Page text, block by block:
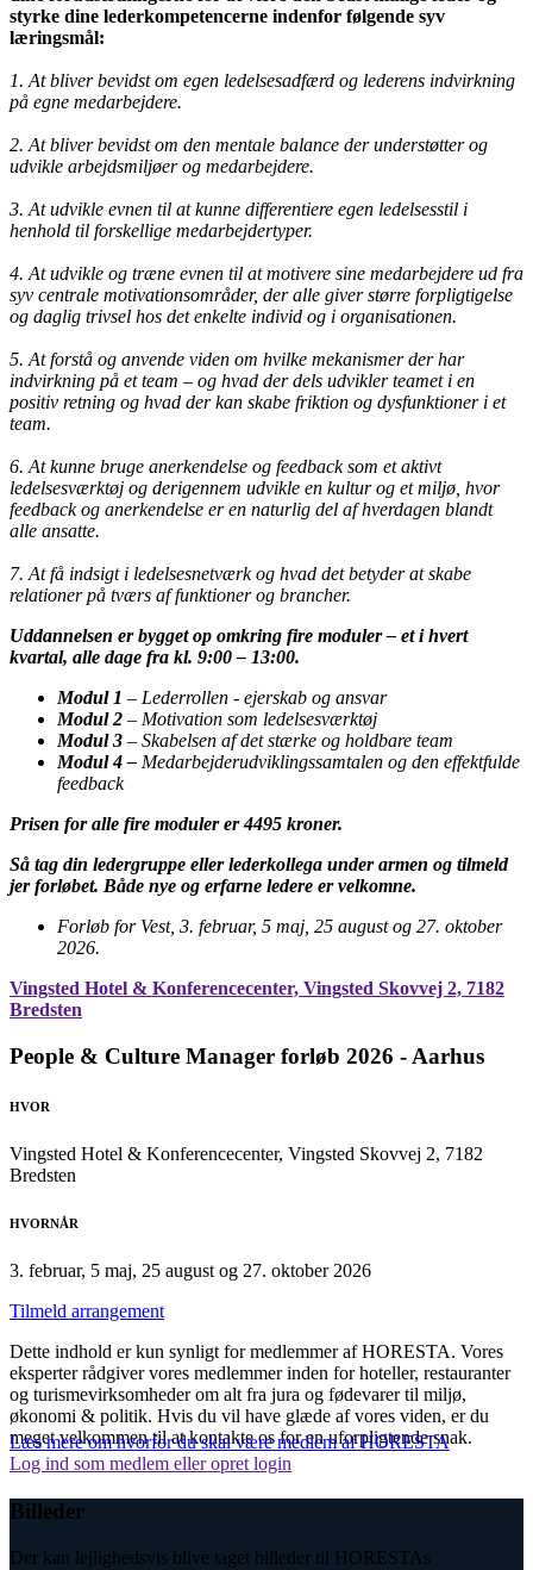
styrke dine lederkompetencerne indenfor følgende syv
læringsmål:
1. At bliver bevidst om egen ledelsesadfærd og lederens indvirkning
på egne medarbejdere.
2. At bliver bevidst om den mentale balance der understøtter og
udvikle arbejdsmiljøer og medarbejdere.
3. At udvikle evnen til at kunne differentiere egen ledelsesstil i
henhold til forskellige medarbejdertyper.
4. At udvikle og træne evnen til at motivere sine medarbejdere ud fra
syv centrale motivationsområder, der alle giver større forpligtigelse
og daglig trivsel hos det enkelte individ og i organisationen.
5. At forstå og anvende viden om hvilke mekanismer der har
indvirkning på et team – og hvad der dels udvikler teamet i en
positiv retning og hvad der kan skabe friktion og dysfunktioner i et
team.
6. At kunne bruge anerkendelse og feedback som et aktivt
ledelsesværktøj og derigennem udvikle en kultur og et miljø, hvor
feedback og anerkendelse er en naturlig del af hverdagen blandt
alle ansatte.
7. At få indsigt i ledelsesnetværk og hvad det betyder at skabe
relationer på tværs af funktioner og brancher.
Uddannelsen er bygget op omkring fire moduler – et i hvert
kvartal, alle dage fra kl. 9:00 – 13:00.
Modul 1 – Lederrollen - ejerskab og ansvar
Modul 2 – Motivation som ledelsesværktøj
Modul 3 – Skabelsen af det stærke og holdbare team
Modul 4 – Medarbejderudviklingssamtalen og den effektfulde
feedback
Prisen for alle fire moduler er 4495 kroner.
Så tag din ledergruppe eller lederkollega under armen og tilmeld
jer forløbet. Både nye og erfarne ledere er velkomne.
Forløb for Vest, 3. februar, 5 maj, 25 august og 27. oktober
2026.
Vingsted Hotel & Konferencecenter, Vingsted Skovvej 2, 7182
Bredsten
People & Culture Manager forløb 2026 - Aarhus
HVOR
Vingsted Hotel & Konferencecenter, Vingsted Skovvej 2, 7182
Bredsten
HVORNÅR
3. februar, 5 maj, 25 august og 27. oktober 2026
Tilmeld arrangement
Dette indhold er kun synligt for medlemmer af HORESTA. Vores
eksperter rådgiver vores medlemmer inden for hoteller, restauranter
og turismevirksomheder om alt fra jura og fødevarer til miljø,
økonomi & politik. Hvis du vil have glæde af vores viden, er du
meget velkommen til at kontakte os for en uforpligtende snak.
Læs mere om hvorfor du skal være medlem af HORESTA
Log ind som medlem eller opret login
Billeder
Der kan lejlighedsvis blive taget billeder til HORESTAs